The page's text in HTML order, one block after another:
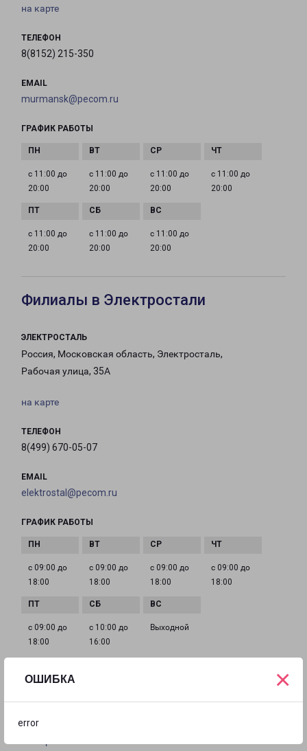
ОШИБКА
error
×
на карте
ТЕЛЕФОН
8(8152) 215-350
EMAIL
murmansk@pecom.ru
ГРАФИК РАБОТЫ
с 11:00 до
20:00
с 11:00 до
20:00
с 11:00 до
20:00
с 11:00 до
20:00
с 11:00 до
20:00
с 11:00 до
20:00
с 11:00 до
20:00
Филиалы в Электростали
ЭЛЕКТРОСТАЛЬ
Россия, Московская область, Электросталь,
Рабочая улица, 35А
на карте
ТЕЛЕФОН
8(499) 670-05-07
EMAIL
elektrostal@pecom.ru
ГРАФИК РАБОТЫ
с 09:00 до
18:00
с 09:00 до
18:00
с 09:00 до
18:00
с 09:00 до
18:00
с 09:00 до
18:00
с 10:00 до
16:00
Выходной